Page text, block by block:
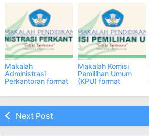
Makalah
Administrasi
Perkantoran format
Edisi Terbaru
Makalah Komisi
Pemilihan Umum
(KPU) format
Edisi Terbaru
Next Post